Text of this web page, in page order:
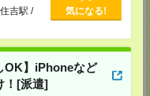
吉駅 /
気になる!
OK】iPhoneなど
！[派遣]
ビル3F
階